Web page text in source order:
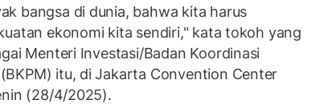
bangsa di dunia, bahwa kita harus
ekonomi kita sendiri," kata tokoh yang
Menteri Investasi/Badan Koordinasi
itu, di Jakarta Convention Center
(28/4/2025).